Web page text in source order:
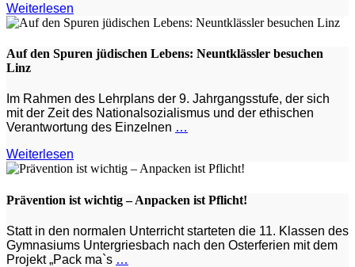
Weiterlesen
Auf den Spuren jüdischen Lebens: Neuntklässler besuchen
Linz
Im Rahmen des Lehrplans der 9. Jahrgangsstufe, der sich
mit der Zeit des Nationalsozialismus und der ethischen
Verantwortung des Einzelnen …
Weiterlesen
Prävention ist wichtig – Anpacken ist Pflicht!
Statt in den normalen Unterricht starteten die 11. Klassen des
Gymnasiums Untergriesbach nach den Osterferien mit dem
Projekt „Pack ma`s …